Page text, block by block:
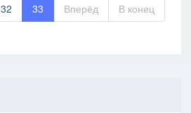
32 33 Вперёд В конец